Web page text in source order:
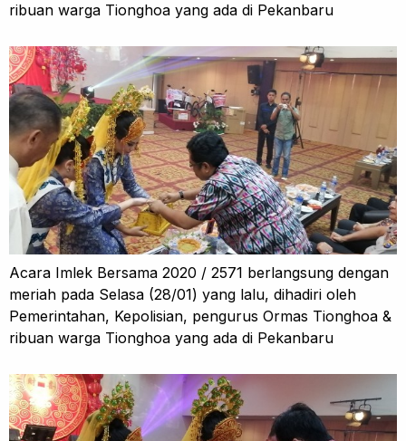
ribuan warga Tionghoa yang ada di Pekanbaru
Acara Imlek Bersama 2020 / 2571 berlangsung dengan
meriah pada Selasa (28/01) yang lalu, dihadiri oleh
Pemerintahan, Kepolisian, pengurus Ormas Tionghoa &
ribuan warga Tionghoa yang ada di Pekanbaru